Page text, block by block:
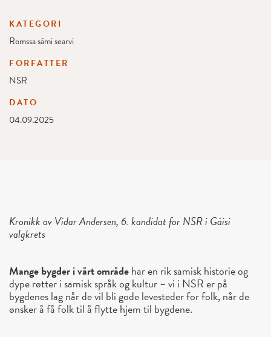
KATEGORI
Romssa sámi searvi
FORFATTER
NSR
DATO
04.09.2025
Kronikk av Vidar Andersen, 6. kandidat for NSR i Gáisi
valgkrets
Mange bygder i vårt områdehar en rik samisk historie og
dype røtter i samisk språk og kultur – vi i NSR er på
bygdenes lag når de vil bli gode levesteder for folk, når de
ønsker å få folk til å flytte hjem til bygdene.